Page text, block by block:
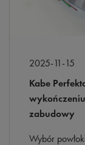
2025-11-15
Kabe
zabudowy
Wybór